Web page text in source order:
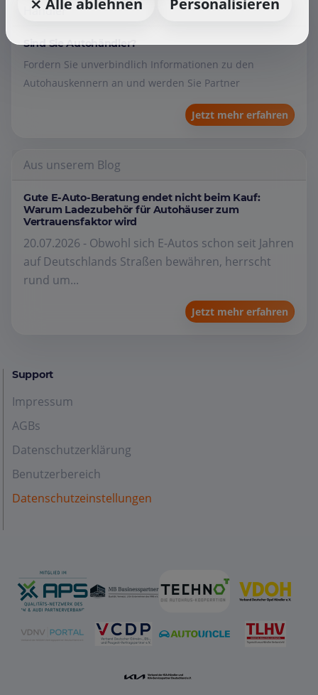
Händler
Sind Sie Autohändler?
Fordern Sie unverbindlich Informationen zu den
Autohauskennern an und werden Sie Partner
Jetzt mehr erfahren
Aus unserem Blog
Gute E-Auto-Beratung endet nicht beim Kauf:
Warum Ladezubehör für Autohäuser zum
Vertrauensfaktor wird
20.07.2026 - Obwohl sich E-Autos schon seit Jahren
auf Deutschlands Straßen bewähren, herrscht
rund um...
Jetzt mehr erfahren
Support
Impressum
AGBs
Datenschutzerklärung
Benutzerbereich
Datenschutzeinstellungen
⨯ Alle ablehnen
Personalisieren